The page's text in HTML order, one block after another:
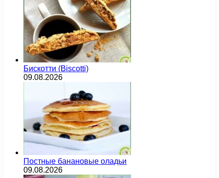
Бискотти (Biscotti)
09.08.2026
Постные банановые оладьи
09.08.2026